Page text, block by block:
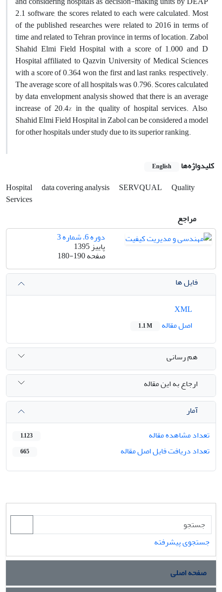
2.1 software, the scores related to each were calculated. Most
of the published researches were related to 2016 in terms of
time and related to Tehran province in terms of location. Zabol
Shahid Elmi Field Hospital with a score of 1.000 and D
Hospital affiliated to Qazvin University of Medical Sciences
with a score of 0.364 won the first and last ranks, respectively.
The average score of all hospitals was 0.796. Scores calculated
by data envelopment analysis showed that there is an average
increase of 20.4% in the quality of hospital services. Also,
Shahid Elmi Field Hospital in Zabol can be considered a model
for other hospitals under study due to its superior ranking.
کلیدواژه‌ها English
Hospital data covering analysis SERVQUAL
Quality
Services
مراجع
دوره 6، شماره 3
پاییز 1395
صفحه180-190
فایل ها
اصل مقاله
1.1 M
هم رسانی
ارجاع به این مقاله
آمار
تعداد مشاهده مقاله
1,123
تعداد دریافت فایل اصل مقاله 665
جستجوی پیشرفته
صفحه اصلی